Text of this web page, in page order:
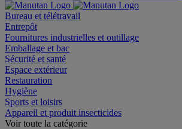
Bureau et télétravail
Entrepôt
Fournitures industrielles et outillage
Emballage et bac
Sécurité et santé
Espace extérieur
Restauration
Hygiène
Sports et loisirs
Appareil et produit insecticides
Voir toute la catégorie